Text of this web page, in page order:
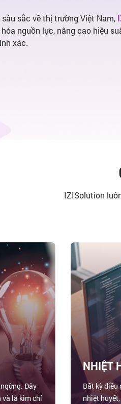
sắc về thị trường Việt Nam,
nguồn lực, nâng cao hiệu
xác.
IZISolution
Đây
và là kim chỉ
NHIỆT
Bất kỳ điều
nhiệt